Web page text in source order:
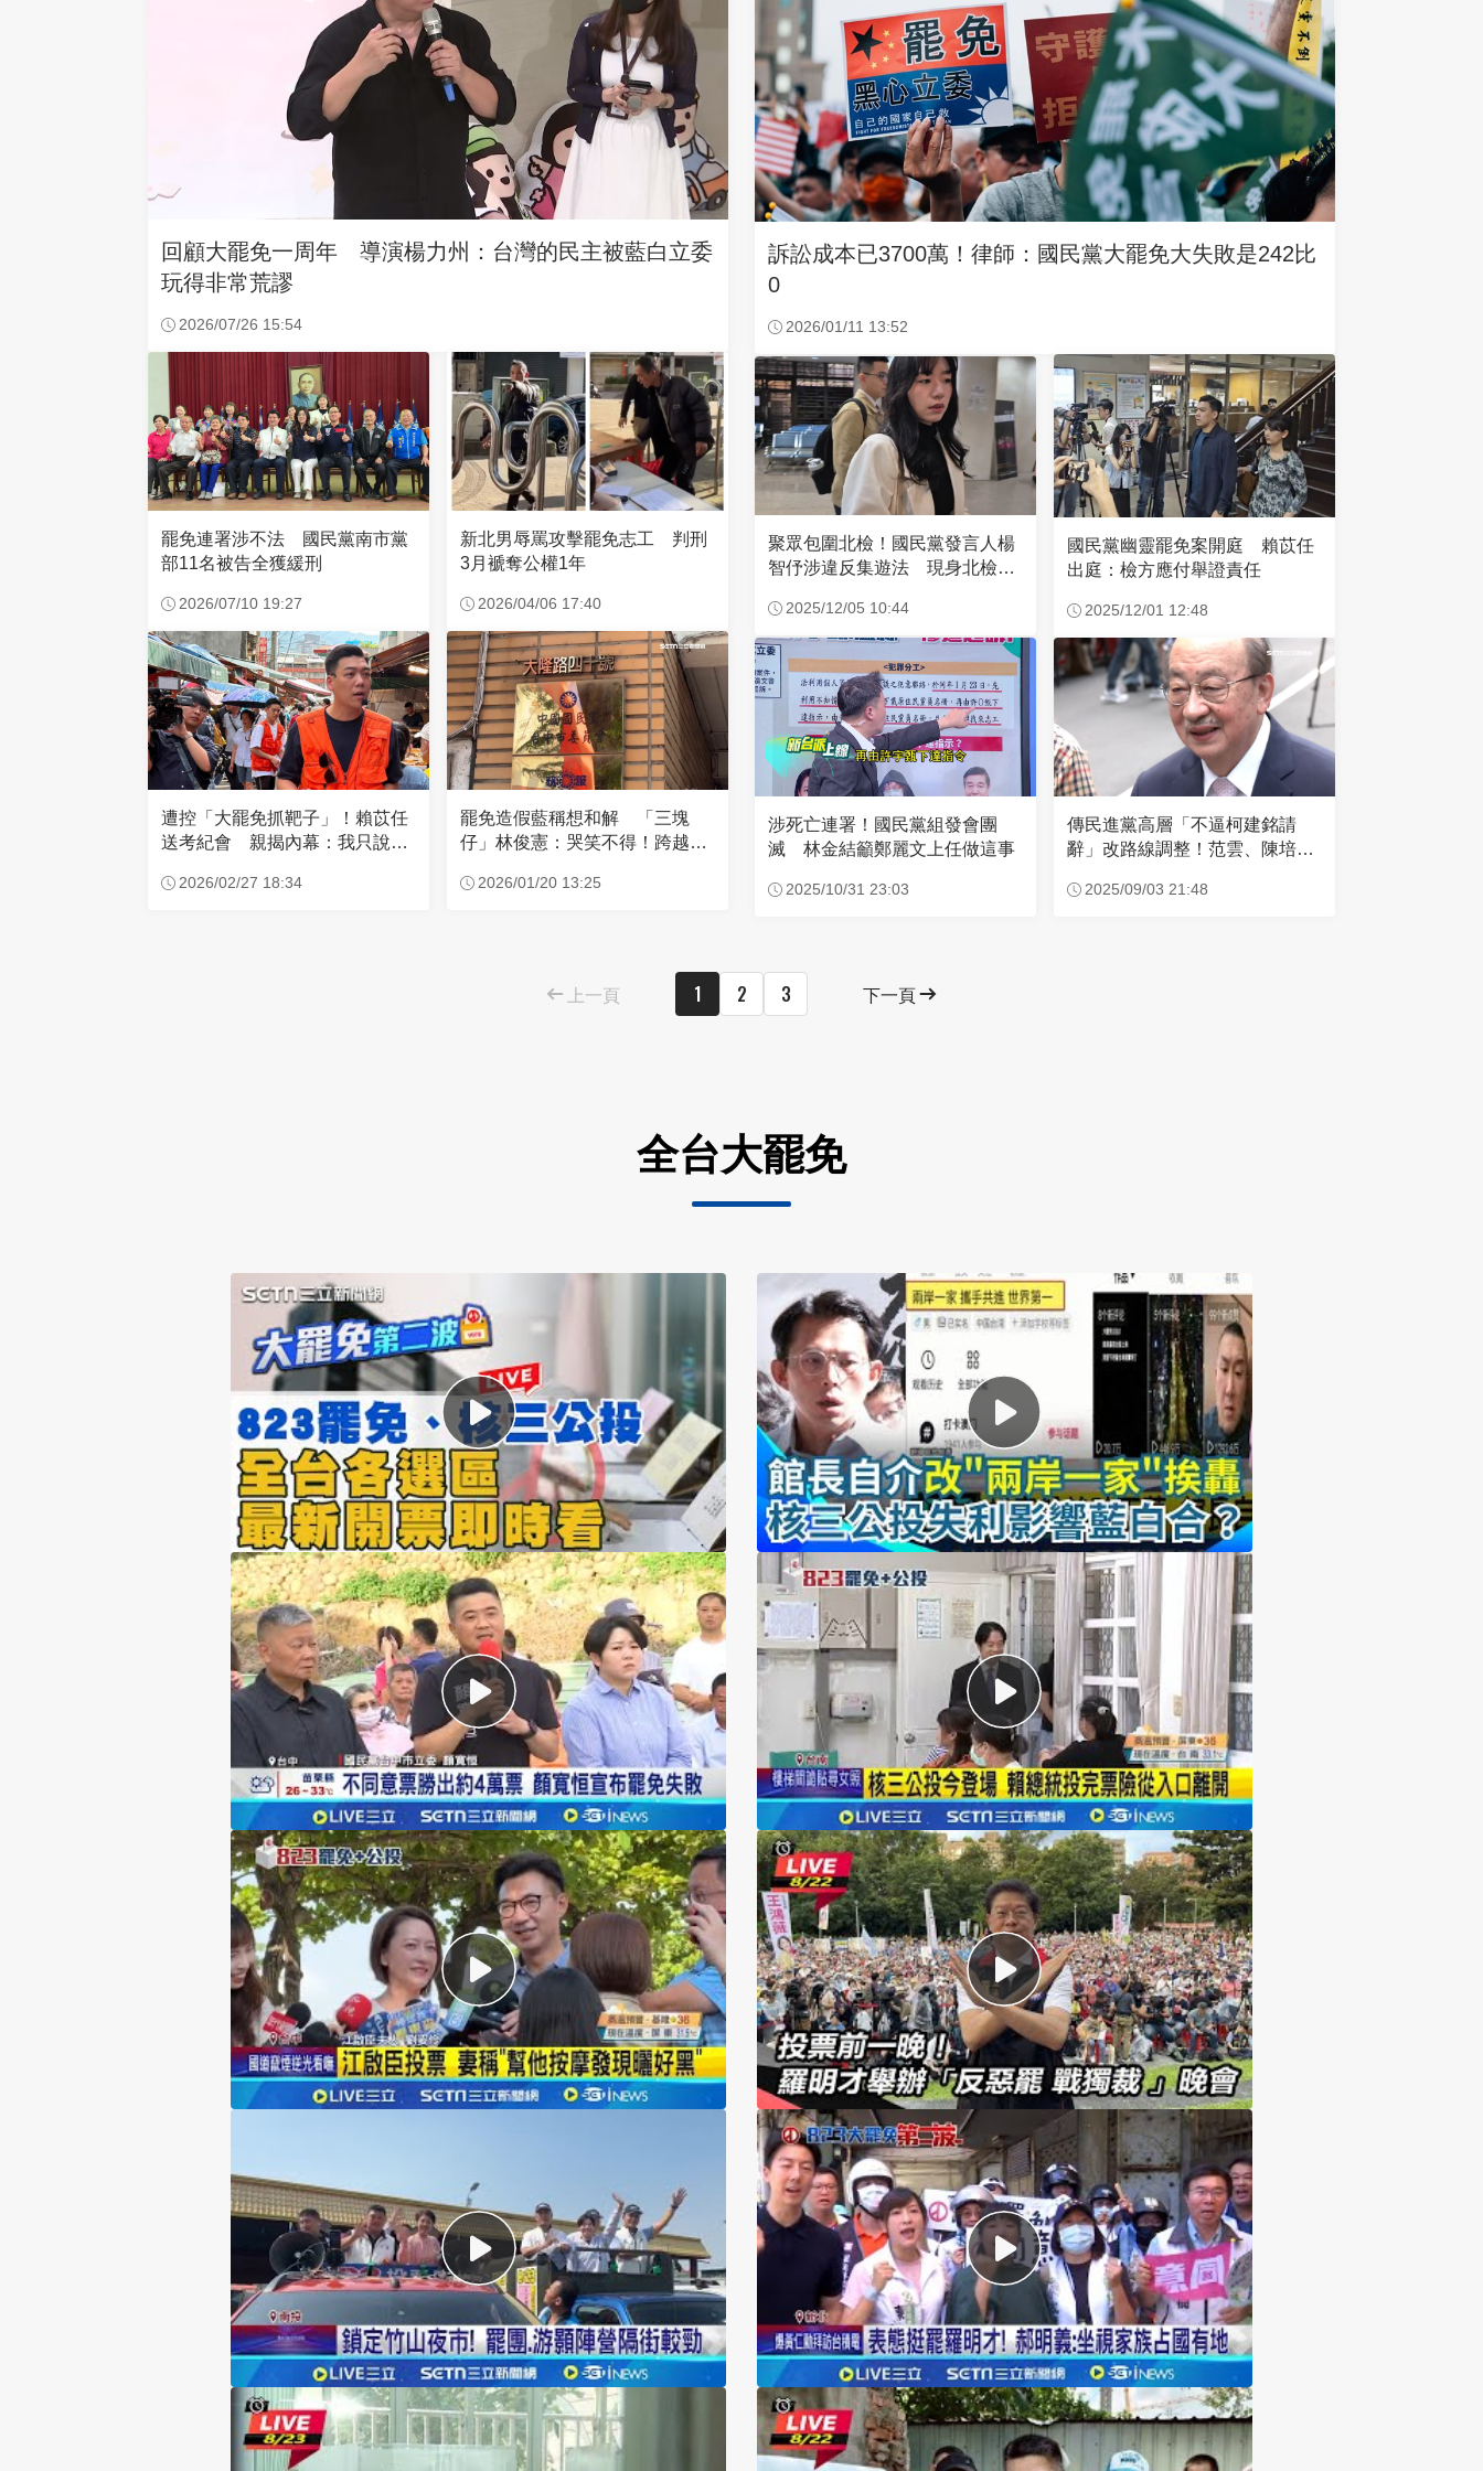
回顧大罷免一周年 導演楊力州：台灣的民主被藍白立委
玩得非常荒謬
2026/07/26 15:54
罷免連署涉不法 國民黨南市黨
部11名被告全獲緩刑
2026/07/10 19:27
新北男辱罵攻擊罷免志工 判刑
3月褫奪公權1年
2026/04/06 17:40
遭控「大罷免抓靶子」！賴苡任
送考紀會 親揭內幕：我只說這
2026/02/27 18:34
罷免造假藍稱想和解 「三塊
仔」林俊憲：哭笑不得！跨越紅
2026/01/20 13:25
訴訟成本已3700萬！律師：國民黨大罷免大失敗是242比
0
2026/01/11 13:52
聚眾包圍北檢！國民黨發言人楊
智伃涉違反集遊法 現身北檢畫
2025/12/05 10:44
國民黨幽靈罷免案開庭 賴苡任
出庭：檢方應付舉證責任
2025/12/01 12:48
涉死亡連署！國民黨組發會團
滅 林金結籲鄭麗文上任做這事
2025/10/31 23:03
傳民進黨高層「不逼柯建銘請
辭」改路線調整！范雲、陳培瑜
2025/09/03 21:48
上一頁 1 2 3 下一頁
全台大罷免